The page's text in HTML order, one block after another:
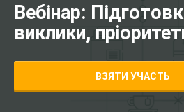
Вебінар:
виклики,
ВЗЯТИ УЧАСТЬ